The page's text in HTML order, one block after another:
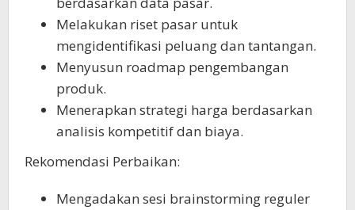
Melakukan riset pasar untuk
mengidentifikasi peluang dan tantangan.
Menyusun roadmap pengembangan
produk.
Menerapkan strategi harga berdasarkan
analisis kompetitif dan biaya.
Rekomendasi Perbaikan:
Mengadakan sesi brainstorming reguler